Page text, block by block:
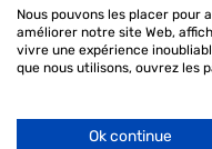
Nouvelles
Contact
Bulletin
Nous pouvons les placer pour
améliorer notre site Web,
vivre une expérience
que nous utilisons, ouvrez les
Ok continue